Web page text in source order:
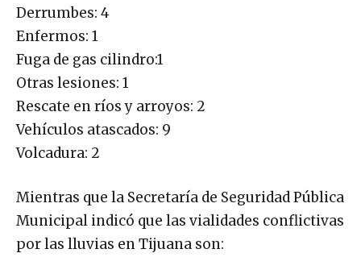
Derrumbes: 4
Enfermos: 1
Fuga de gas cilindro:1
Otras lesiones: 1
Rescate en ríos y arroyos: 2
Vehículos atascados: 9
Volcadura: 2
Mientras que la Secretaría de Seguridad Pública
Municipal indicó que las vialidades conflictivas
por las lluvias en Tijuana son: